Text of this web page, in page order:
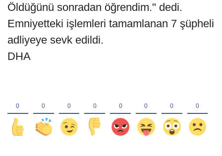
Öldüğünü sonradan öğrendim." dedi.
Emniyetteki işlemleri tamamlanan 7 şüpheli
adliyeye sevk edildi.
DHA